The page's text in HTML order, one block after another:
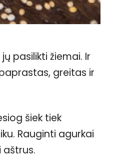
pasilikti žiemai. Ir
greitas ir
šiek tiek
Rauginti agurkai
aštrus.